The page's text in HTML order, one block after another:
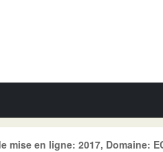
mise en ligne: 2017, Domaine: